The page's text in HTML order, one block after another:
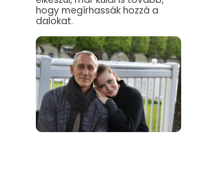
hogy megírhassák hozzá a
dalokat.